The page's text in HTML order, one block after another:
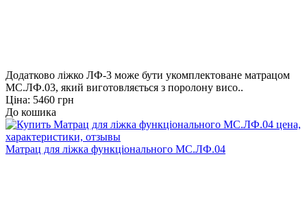
Додатково ліжко ЛФ-3 може бути укомплектоване матрацом
МС.ЛФ.03, який виготовляється з поролону висо..
Ціна: 5460 грн
До кошика
Матрац для ліжка функціонального МС.ЛФ.04